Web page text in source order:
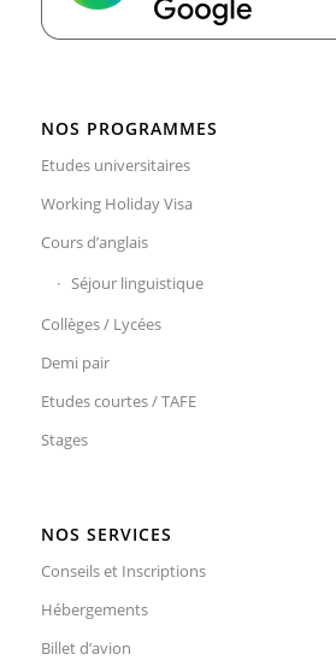
NOS PROGRAMMES
Etudes universitaires
Working Holiday Visa
Cours d’anglais
Séjour linguistique
Collèges / Lycées
Demi pair
Etudes courtes / TAFE
Stages
NOS SERVICES
Conseils et Inscriptions
Hébergements
Billet d’avion